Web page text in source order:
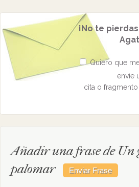
¡No te
Quiero que
envíe
cita o
Añadir una frase de Un
palomar